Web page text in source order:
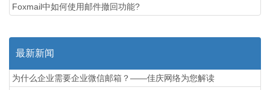
Foxmail中如何使用邮件撤回功能?
最新新闻
为什么企业需要企业微信邮箱？——佳庆网络为您解读